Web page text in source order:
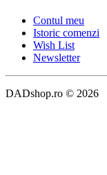
Contul meu
Istoric comenzi
Wish List
Newsletter
DADshop.ro © 2026